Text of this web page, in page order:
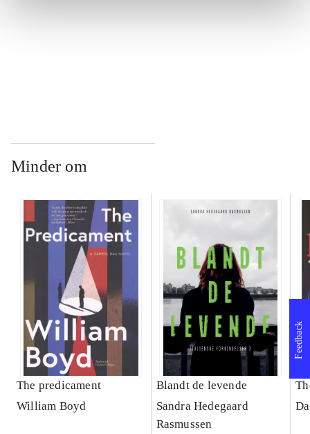
Minder om
The predicament
William Boyd
Blandt de levende
Sandra Hedegaard
Rasmussen
Feedback